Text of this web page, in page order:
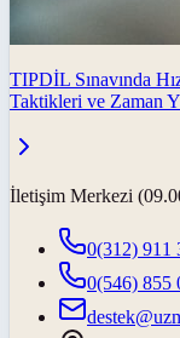
TIPDİL Sınavında
Taktikleri ve Zaman
İletişim Merkezi
0(312) 911
0(546) 855